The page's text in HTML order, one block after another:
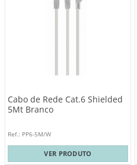
Cabo de Rede Cat.6 Shielded
5Mt Branco
Ref.: PP6-5M/W
VER PRODUTO